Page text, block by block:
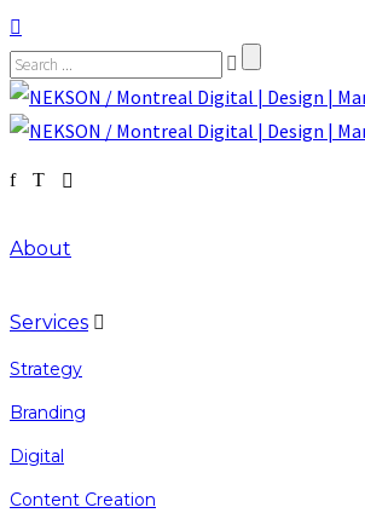
About
Services
Strategy
Branding
Digital
Content Creation